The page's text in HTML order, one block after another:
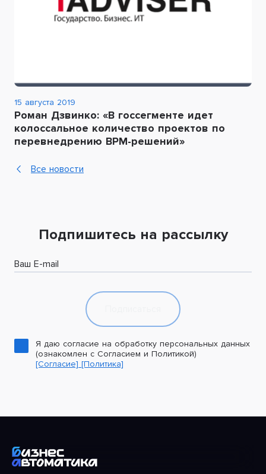
15 августа 2019
Роман Дзвинко: «В госсегменте идет
колоссальное количество проектов по
перевнедрению BPM-решений»
Все новости
Подпишитесь на рассылку
Ваш E-mail
Я даю согласие на обработку персональных данных
(ознакомлен с Согласием и Политикой)
[Согласие] [Политика]